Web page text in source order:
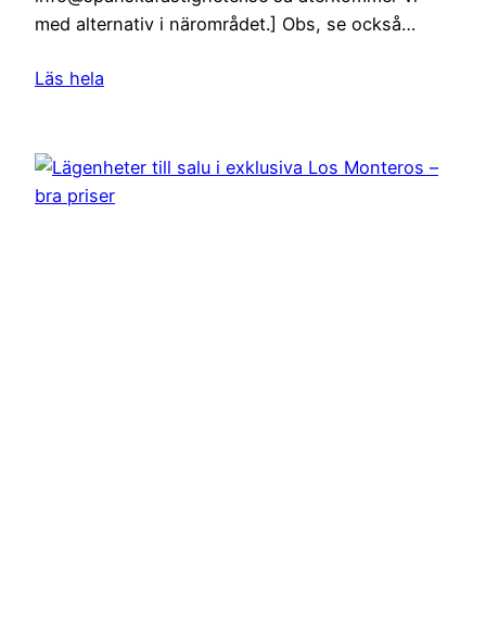
med alternativ i närområdet.] Obs, se också…
Läs hela